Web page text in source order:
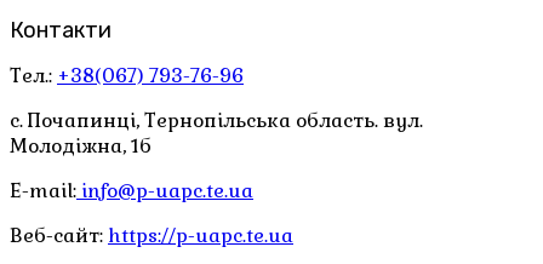
Контакти
Тел.: +38(067) 793-76-96
с. Почапинці, Тернопільська область. вул.
Молодіжна, 1б
E-mail: info@p-uapc.te.ua
Веб-сайт: https://p-uapc.te.ua